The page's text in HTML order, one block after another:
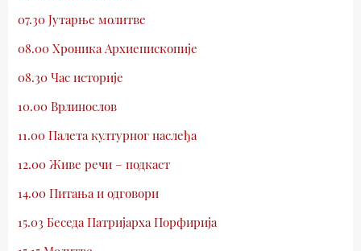
07.30 Јутарње молитве
08.00 Хроника Архиепископије
08.30 Час историје
10.00 Врлинослов
11.00 Палета културног наслеђа
12.00 Живе речи – подкаст
14.00 Питања и одговори
15.03 Беседа Патријарха Порфирија